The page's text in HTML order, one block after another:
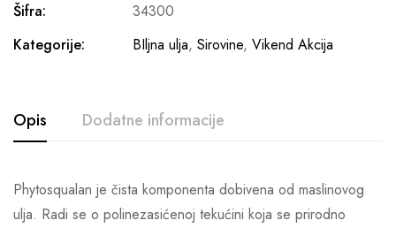
Šifra:
34300
Kategorije:
BIljna ulja, Sirovine, Vikend Akcija
Opis Dodatne informacije
Phytosqualan je čista komponenta dobivena od maslinovog
ulja. Radi se o polinezasićenoj tekućini koja se prirodno